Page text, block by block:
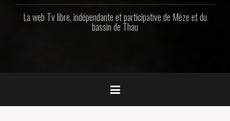
La web Tv libre, indépendante et participative de Mèze et du
bassin de Thau